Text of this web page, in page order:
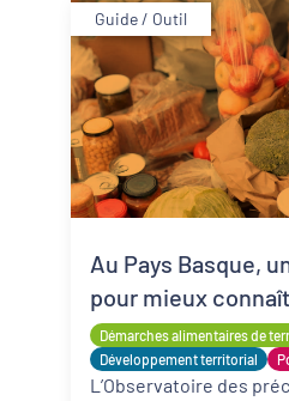
Guide / Outil
Démarches alimentaires de
Développement territorial
Au Pays Basque,
pour mieux
alimentaire
L’Observatoire des